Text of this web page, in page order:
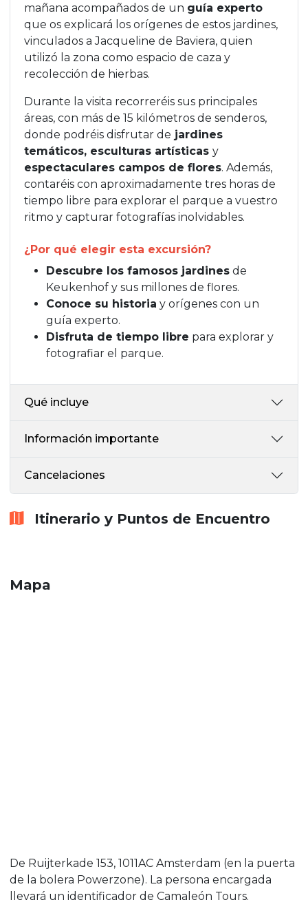
mañana acompañados de un guía experto
que os explicará los orígenes de estos jardines,
vinculados a Jacqueline de Baviera, quien
utilizó la zona como espacio de caza y
recolección de hierbas.
Durante la visita recorreréis sus principales
áreas, con más de 15 kilómetros de senderos,
donde podréis disfrutar de jardines
temáticos, esculturas artísticas y
espectaculares campos de flores. Además,
contaréis con aproximadamente tres horas de
tiempo libre para explorar el parque a vuestro
ritmo y capturar fotografías inolvidables.
¿Por qué elegir esta excursión?
Descubre los famosos jardines de
Keukenhof y sus millones de flores.
Conoce su historia y orígenes con un
guía experto.
Disfruta de tiempo libre para explorar y
fotografiar el parque.
Qué incluye
Información importante
Cancelaciones
Itinerario y Puntos de Encuentro
Mapa
De Ruijterkade 153, 1011AC Amsterdam (en la puerta
de la bolera Powerzone). La persona encargada
llevará un identificador de Camaleón Tours.